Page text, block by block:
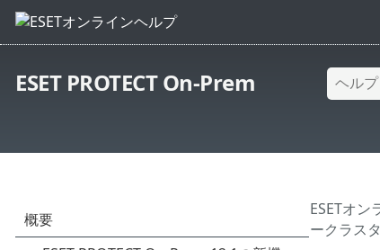
ESET PROTECT On-Prem
ESETオン
ークラス